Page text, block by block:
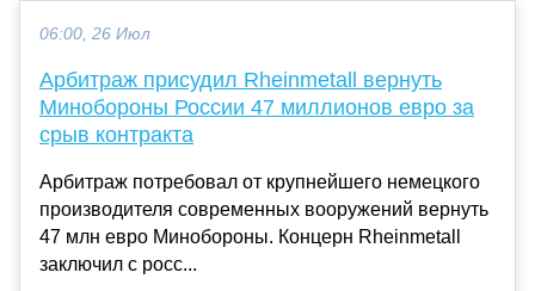
06:00, 26 Июл
Арбитраж присудил Rheinmetall вернуть
Минобороны России 47 миллионов евро за
срыв контракта
Арбитраж потребовал от крупнейшего немецкого
производителя современных вооружений вернуть
47 млн евро Минобороны. Концерн Rheinmetall
заключил с росс...